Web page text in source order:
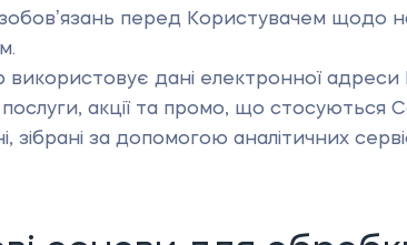
перед Користувачем щодо
дані електронної адреси
акції та промо, що стосуються
зібрані за допомогою аналітичних